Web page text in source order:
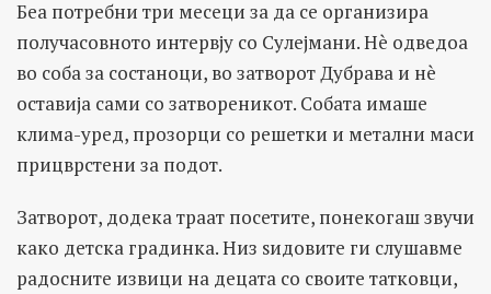
Беа потребни три месеци за да се организира
получасовното интервју со Сулејмани. Нè одведоа
во соба за состаноци, во затворот Дубрава и нè
оставија сами со затвореникот. Собата имаше
клима-уред, прозорци со решетки и метални маси
прицврстени за подот.
Затворот, додека траат посетите, понекогаш звучи
како детска градинка. Низ ѕидовите ги слушавме
радосните извици на децата со своите татковци,